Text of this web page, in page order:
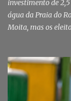
investimento de
água da Praia do
Moita, mas os
classificação de
Agência
algumas